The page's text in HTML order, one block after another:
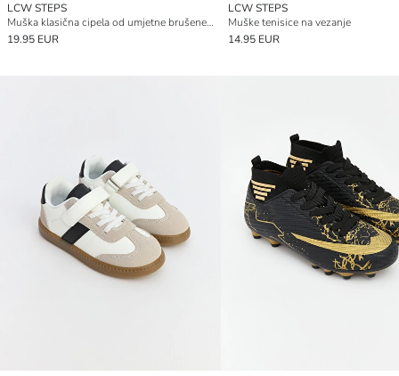
LCW STEPS
Muška klasična cipela od umjetne brušene kože
19.95 EUR
LCW STEPS
Muške tenisice na vezanje
14.95 EUR